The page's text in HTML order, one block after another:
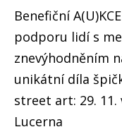
Benefiční
podporu lidí s
znevýhodněním
unikátní díla
street art: 29. 11.
Lucerna